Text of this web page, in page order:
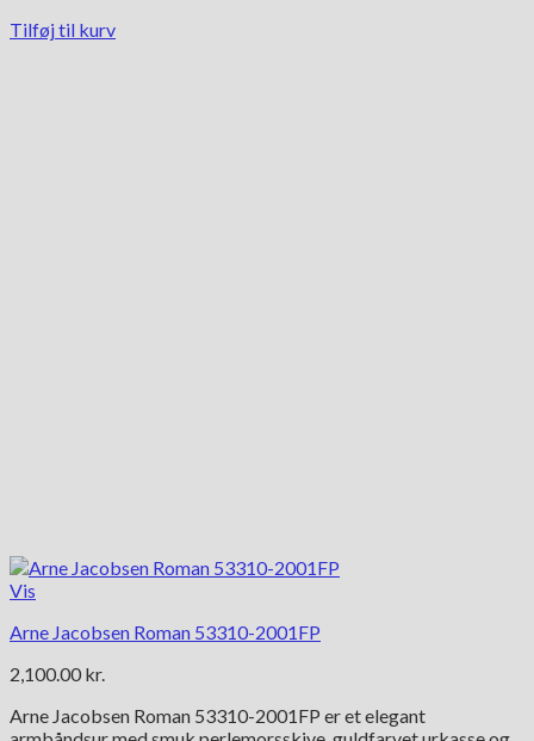
Tilføj til kurv
Vis
Arne Jacobsen Roman 53310-2001FP
2,100.00 kr.
Arne Jacobsen Roman 53310-2001FP er et elegant